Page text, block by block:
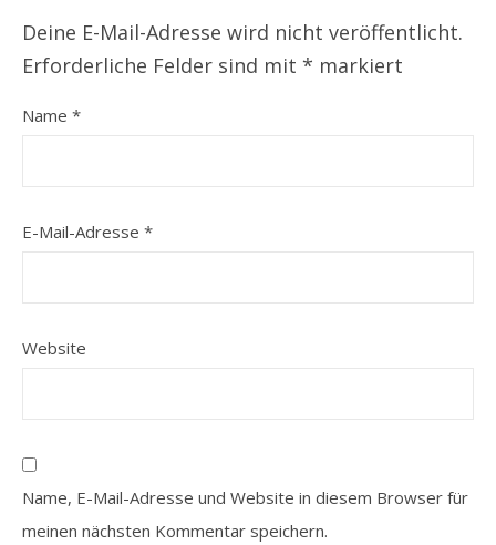
Deine E-Mail-Adresse wird nicht veröffentlicht.
Erforderliche Felder sind mit * markiert
Name *
E-Mail-Adresse *
Website
Name, E-Mail-Adresse und Website in diesem Browser für
meinen nächsten Kommentar speichern.